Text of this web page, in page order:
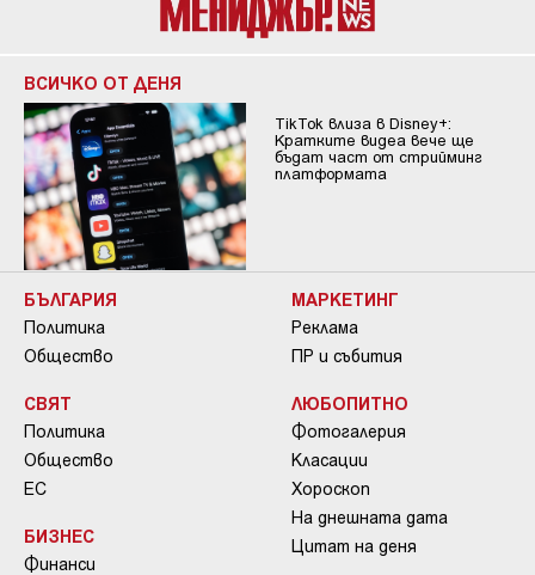
ВСИЧКО ОТ ДЕНЯ
TikTok влиза в Disney+:
Кратките видеа вече ще
бъдат част от стрийминг
платформата
БЪЛГАРИЯ
Политика
Общество
СВЯТ
Политика
Общество
ЕС
БИЗНЕС
Финанси
МАРКЕТИНГ
Реклама
ПР и събития
ЛЮБОПИТНО
Фотогалерия
Класации
Хороскоп
На днешната дата
Цитат на деня